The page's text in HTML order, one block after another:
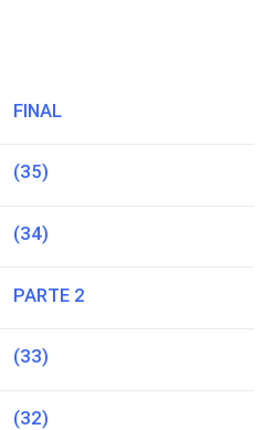
FINAL
(35)
(34)
2
(33)
(32)